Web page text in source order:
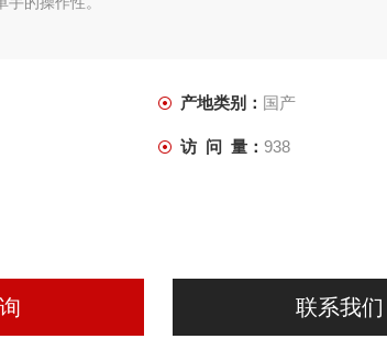
产地类别： 国产
访 问 量： 938
联系我们